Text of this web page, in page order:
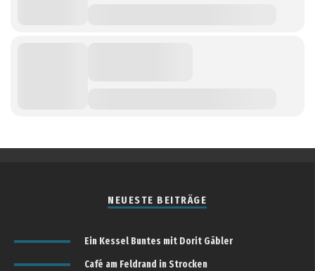
NEUESTE BEITRÄGE
Ein Kessel Buntes mit Dorit Gäbler
Café am Feldrand in Strocken